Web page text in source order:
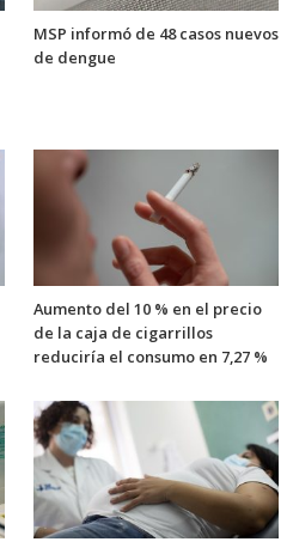
MSP informó de 48 casos nuevos
de dengue
Aumento del 10 % en el precio
de la caja de cigarrillos
reduciría el consumo en 7,27 %